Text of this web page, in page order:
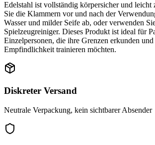
Edelstahl ist vollständig körpersicher und leicht
Sie die Klammern vor und nach der
Wasser und milder Seife ab, oder verwenden
Spielzeugreiniger. Dieses Produkt ist ideal für
Einzelpersonen, die ihre Grenzen erkunden
Empfindlichkeit trainieren möchten.
Diskreter Versand
Neutrale Verpackung, kein sichtbarer Absender